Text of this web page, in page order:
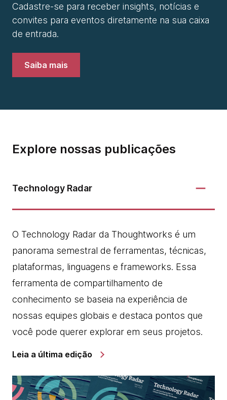
Cadastre-se para receber insights, notícias e
convites para eventos diretamente na sua caixa
de entrada.
Saiba mais
Explore nossas publicações
Technology Radar
O Technology Radar da Thoughtworks é um
panorama semestral de ferramentas, técnicas,
plataformas, linguagens e frameworks. Essa
ferramenta de compartilhamento de
conhecimento se baseia na experiência de
nossas equipes globais e destaca pontos que
você pode querer explorar em seus projetos.
Leia a última edição